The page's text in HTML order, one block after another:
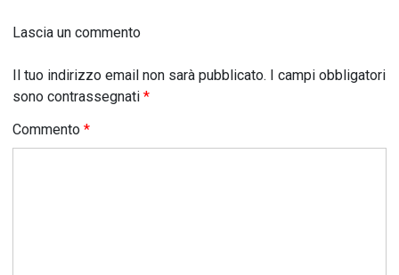
Lascia un commento
Il tuo indirizzo email non sarà pubblicato. I campi obbligatori
sono contrassegnati *
Commento *